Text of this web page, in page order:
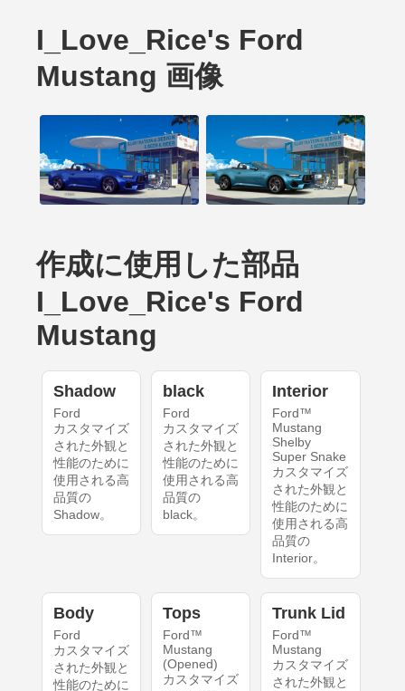
I_Love_Rice's Ford
Mustang 画像
作成に使用した部品
I_Love_Rice's Ford
Mustang
Shadow
Ford
カスタマイズ
された外観と
性能のために
使用される高
品質の
Shadow。
black
Ford
カスタマイズ
された外観と
性能のために
使用される高
品質の
black。
Interior
Ford™
Mustang
Shelby
Super Snake
カスタマイズ
された外観と
性能のために
使用される高
品質の
Interior。
Body
Ford
カスタマイズ
された外観と
性能のために
Tops
Ford™
Mustang
(Opened)
カスタマイズ
Trunk Lid
Ford™
Mustang
カスタマイズ
された外観と